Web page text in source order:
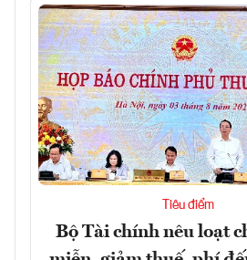
Tiêu điểm
Bộ Tài chính nêu loạt